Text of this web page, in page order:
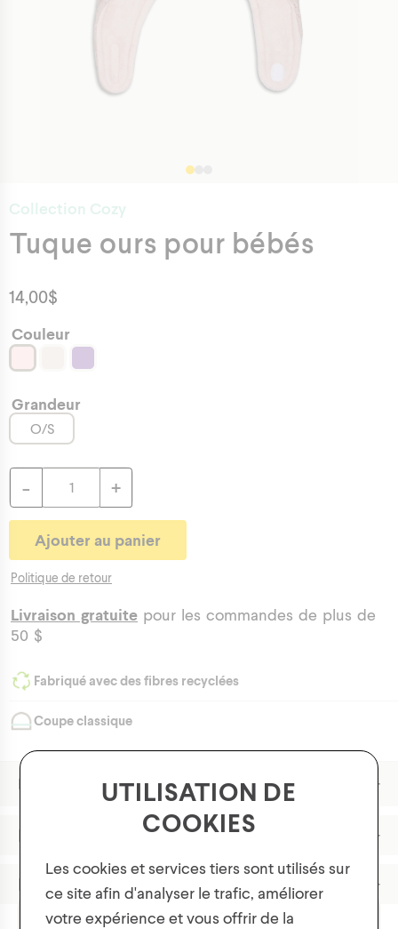
Collection Cozy
Tuque ours pour bébés
14,00$
Couleur
Grandeur
O/S
+
-
Politique de retour
Livraison gratuite pour les commandes de plus de
50 $
Fabriqué avec des fibres recyclées
Coupe classique
Description & Ajustement +
Description
Matériaux
UTILISATION DE
COOKIES
Les cookies et services tiers sont utilisés sur
ce site afin d'analyser le trafic, améliorer
votre expérience et vous offrir de la